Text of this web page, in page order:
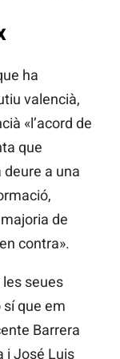
ha
valencià,
«l’acord de
que
deure a una
de
contra».
les seues
que em
Barrera
i José Luis